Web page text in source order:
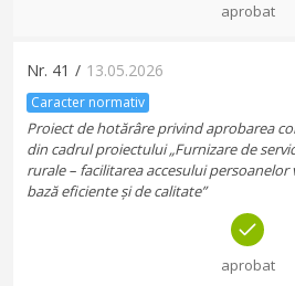
aprobat
Nr. 41 / 13.05.2026
Caracter normativ
Proiect de hotărâre privind aprobarea
din cadrul proiectului „Furnizare de
rurale – facilitarea accesului persoanelor
bază eficiente și de calitate”
aprobat